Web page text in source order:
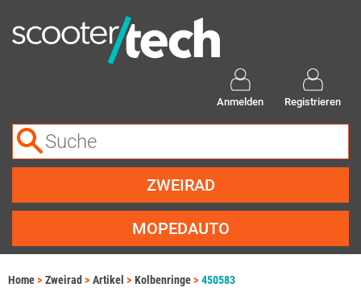
Anmelden Registrieren
ZWEIRAD
MOPEDAUTO
Home Zweirad Artikel Kolbenringe 450583